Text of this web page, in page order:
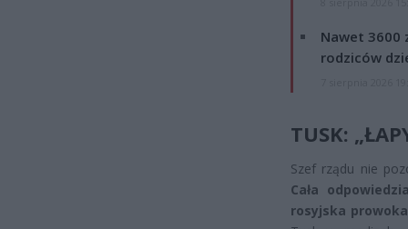
Nawet 3600
rodziców
TUSK:
Szef rządu nie
Cała
rosyjska